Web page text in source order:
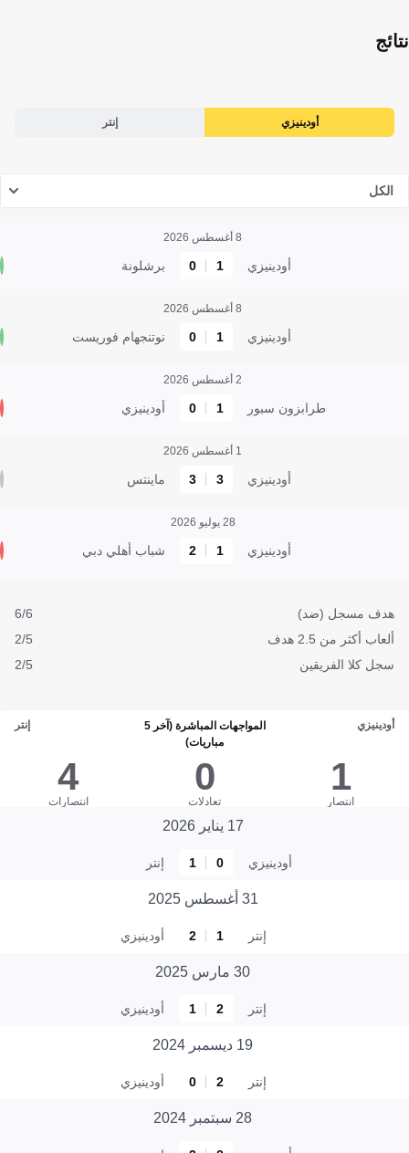
نتائج
أودينيزي إنتر
الكل
8 أغسطس 2026
أودينيزي 1
0 برشلونة
8 أغسطس 2026
أودينيزي 1
0 نوتنجهام فوريست
2 أغسطس 2026
طرابزون سبور 1
0 أودينيزي
1 أغسطس 2026
أودينيزي 3
3 ماينتس
28 يوليو 2026
أودينيزي 1
2 شباب أهلي دبي
هدف مسجل (ضد)
6/6
ألعاب أكثر من 2.5 هدف
2/5
سجل كلا الفريقين
2/5
أودينيزي
المواجهات المباشرة (آخر 5
مباريات)
إنتر
1
انتصار
0
تعادلات
4
انتصارات
17 يناير 2026
أودينيزي 0
1 إنتر
31 أغسطس 2025
إنتر 1
2 أودينيزي
30 مارس 2025
إنتر 2
1 أودينيزي
19 ديسمبر 2024
إنتر 2
0 أودينيزي
28 سبتمبر 2024